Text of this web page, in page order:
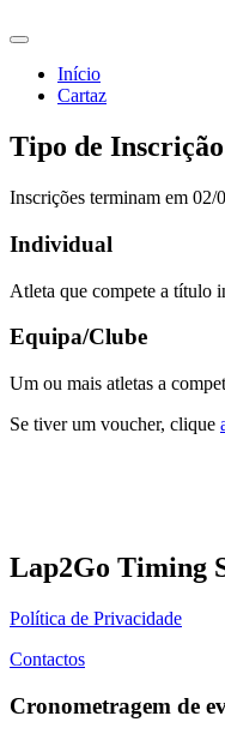
Início
Cartaz
Tipo de Inscrição
Inscrições terminam em 02/
Individual
Atleta que compete a título
Equipa/Clube
Um ou mais atletas a
Se tiver um voucher, clique
Lap2Go Timing
Política de Privacidade
Contactos
Cronometragem de